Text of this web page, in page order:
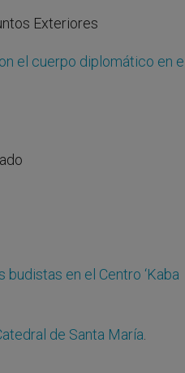
Exteriores
el cuerpo diplomático en el
en el Centro ‘Kaba
de Santa María